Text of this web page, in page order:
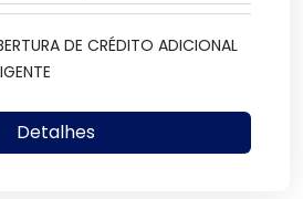
DE CRÉDITO ADICIONAL
Detalhes